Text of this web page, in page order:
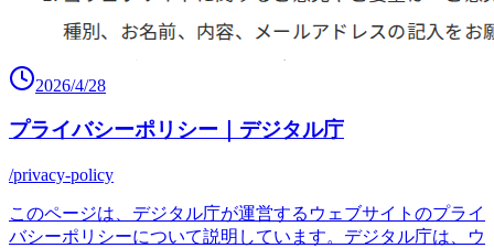
2026/4/28
プライバシーポリシー｜デジタル庁
/privacy-policy
このページは、デジタル庁が運営するウェブサイトのプライ
バシーポリシーについて説明しています。デジタル庁は、ウ